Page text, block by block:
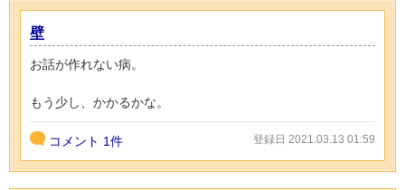
壁
お話が作れない病。
もう少し、かかるかな。
コメント 1件 登録日 2021.03.13 01:59